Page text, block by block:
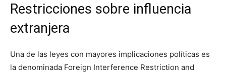
Restricciones sobre influencia
extranjera
Una de las leyes con mayores implicaciones políticas es
la denominada Foreign Interference Restriction and